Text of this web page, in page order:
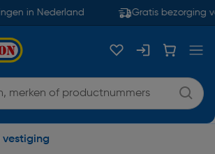
in Nederland Gratis bezorging
vestiging